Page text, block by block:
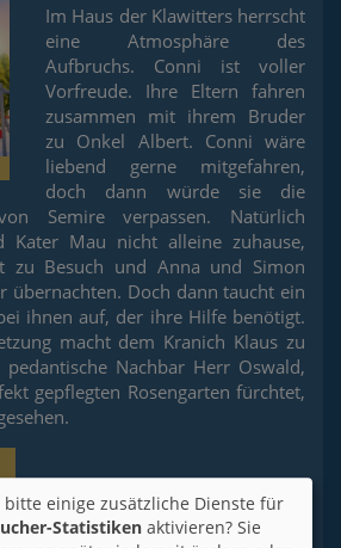
Im Haus der Klawitters herrscht
eine Atmosphäre des
Aufbruchs. Conni ist voller
Vorfreude. Ihre Eltern fahren
zusammen mit ihrem Bruder
zu Onkel Albert. Conni wäre
liebend gerne mitgefahren,
doch dann würde sie die
Semire verpassen. Natürlich
Kater Mau nicht alleine zuhause,
zu Besuch und Anna und Simon
übernachten. Doch dann taucht ein
ihnen auf, der ihre Hilfe benötigt.
macht dem Kranich Klaus zu
Nachbar Herr Oswald,
gepflegten Rosengarten fürchtet,
einige zusätzliche Dienste für
Statistiken aktivieren? Sie